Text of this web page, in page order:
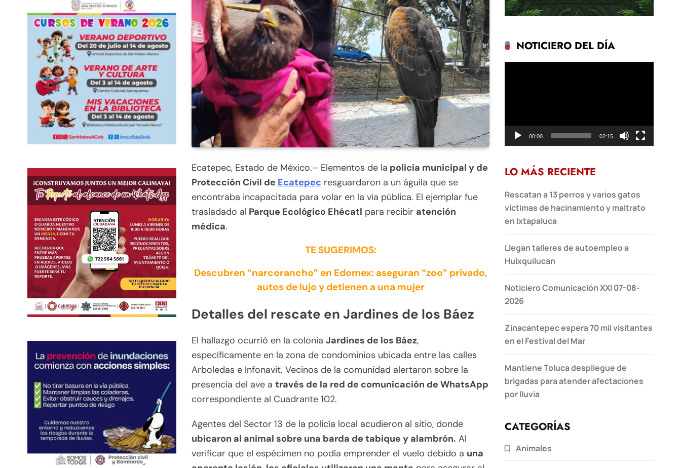
Ecatepec, Estado de México.– Elementos de la policía municipal y de
Protección Civil de Ecatepec resguardaron a un águila que se
encontraba incapacitada para volar en la vía pública. El ejemplar fue
trasladado al Parque Ecológico Ehécatl para recibir atención
médica.
TE SUGERIMOS:
Descubren “narcorancho” en Edomex: aseguran “zoo” privado,
autos de lujo y detienen a una mujer
Detalles del rescate en Jardines de los Báez
El hallazgo ocurrió en la colonia Jardines de los Báez,
específicamente en la zona de condominios ubicada entre las calles
Arboledas e Infonavit. Vecinos de la comunidad alertaron sobre la
presencia del ave a través de la red de comunicación de WhatsApp
correspondiente al Cuadrante 102.
Agentes del Sector 13 de la policía local acudieron al sitio, donde
ubicaron al animal sobre una barda de tabique y alambrón. Al
verificar que el espécimen no podía emprender el vuelo debido a una
NOTICIERO DEL DÍA
00:00 02:15
LO MÁS RECIENTE
Rescatan a 13 perros y varios gatos
víctimas de hacinamiento y maltrato
en Ixtapaluca
Llegan talleres de autoempleo a
Huixquilucan
Noticiero Comunicación XXI 07-08-
2026
Zinacantepec espera 70 mil visitantes
en el Festival del Mar
Mantiene Toluca despliegue de
brigadas para atender afectaciones
por lluvia
CATEGORÍAS
Animales